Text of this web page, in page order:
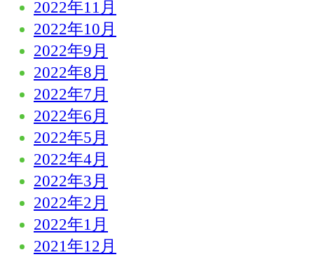
2022年11月
2022年10月
2022年9月
2022年8月
2022年7月
2022年6月
2022年5月
2022年4月
2022年3月
2022年2月
2022年1月
2021年12月